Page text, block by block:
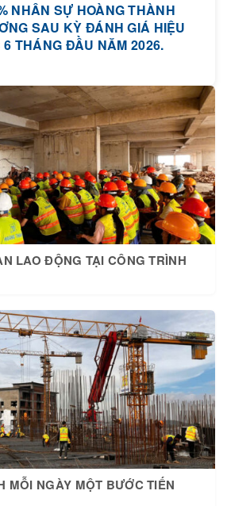
NHÂN SỰ HOÀNG THÀNH
SAU KỲ ĐÁNH GIÁ HIỆU
6 THÁNG ĐẦU NĂM 2026.
LAO ĐỘNG TẠI CÔNG TRÌNH
MỖI NGÀY MỘT BƯỚC TIẾN